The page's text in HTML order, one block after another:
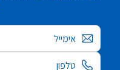
אימייל